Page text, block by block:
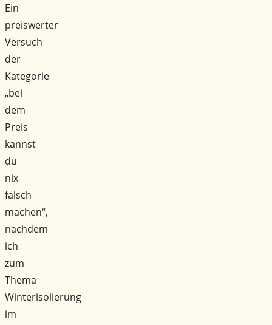
Ein
preiswerter
Versuch
der
Kategorie
„bei
dem
Preis
kannst
du
nix
falsch
machen“,
nachdem
ich
zum
Thema
Winterisolierung
im